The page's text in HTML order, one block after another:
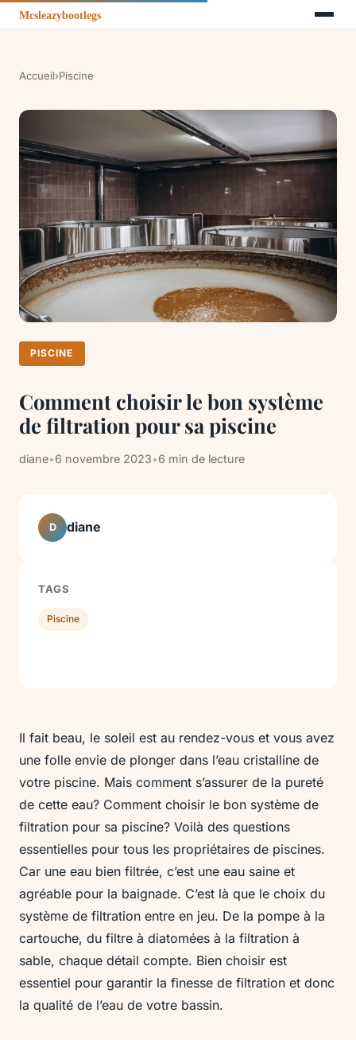
Accueil›Piscine
PISCINE
Comment choisir le bon système
de filtration pour sa piscine
diane•6 novembre 2023•6 min de lecture
Il fait beau, le soleil est au rendez-vous et vous avez
une folle envie de plonger dans l’eau cristalline de
votre piscine. Mais comment s’assurer de la pureté
de cette eau? Comment choisir le bon système de
filtration pour sa piscine? Voilà des questions
essentielles pour tous les propriétaires de piscines.
Car une eau bien filtrée, c’est une eau saine et
agréable pour la baignade. C’est là que le choix du
système de filtration entre en jeu. De la pompe à la
cartouche, du filtre à diatomées à la filtration à
sable, chaque détail compte. Bien choisir est
essentiel pour garantir la finesse de filtration et donc
la qualité de l’eau de votre bassin.
D diane
TAGS
Piscine